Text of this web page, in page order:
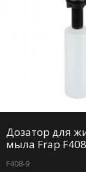
Дозатор для
мыла Frap
F408-9